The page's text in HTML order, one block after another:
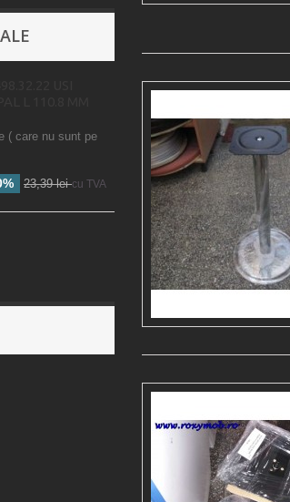
( care nu sunt pe
23,39 leicu TVA